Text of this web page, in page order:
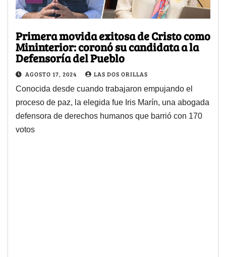
Primera movida exitosa de Cristo como
Mininterior: coronó su candidata a la
Defensoría del Pueblo
AGOSTO 17, 2024 LAS DOS ORILLAS
Conocida desde cuando trabajaron empujando el
proceso de paz, la elegida fue Iris Marín, una abogada
defensora de derechos humanos que barrió con 170
votos